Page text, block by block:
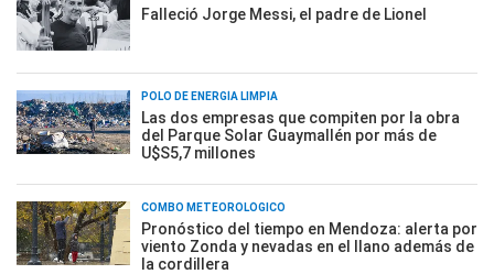
Falleció Jorge Messi, el padre de Lionel
POLO DE ENERGÍA LIMPIA
Las dos empresas que compiten por la obra
del Parque Solar Guaymallén por más de
U$S5,7 millones
COMBO METEOROLÓGICO
Pronóstico del tiempo en Mendoza: alerta por
viento Zonda y nevadas en el llano además de
la cordillera